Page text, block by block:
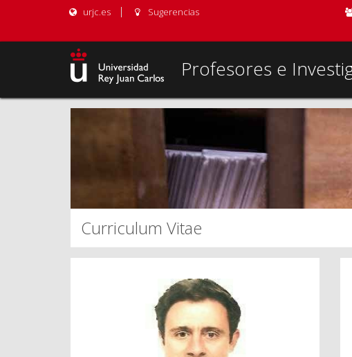
urjc.es Sugerencias
Profesores e
Curriculum Vitae